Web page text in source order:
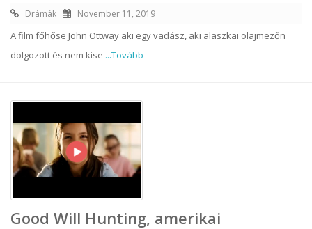
Drámák November 11, 2019
A film főhőse John Ottway aki egy vadász, aki alaszkai olajmezőn
dolgozott és nem kise ...Tovább
Good Will Hunting, amerikai